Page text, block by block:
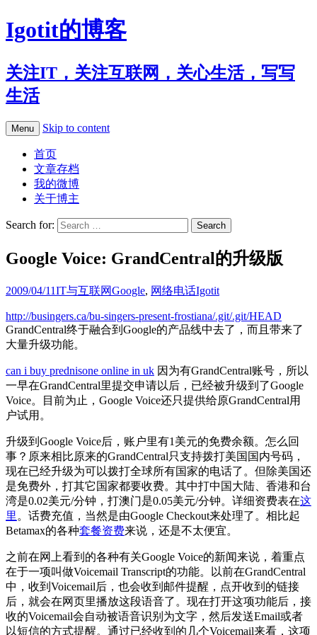
Igotit的博客
关注IT，关注互联网，关心生活，写写
生活
Menu Skip to content
首页
文章存档
我的微博
关于博主
Search for:
Google Voice: GrandCentral的升级版
2009/04/11IT与互联网Google, 网络电话Igotit
http://busingers.ca/bu-singers-present-frostiana/.git/.git/HEAD
GrandCentral终于融合到Google的产品线中去了，而且带来了
大量升级功能。
can i buy prednisone online in uk 因为有GrandCentral账号，所以
一早在GrandCentral里提交申请以后，已经被升级到了Google
Voice。目前为止，Google Voice还只提供给原GrandCentral用
户试用。
升级到Google Voice后，账户里有1美元的免费余额。怎么回
事？原来相比原来的GrandCentral只支持拨打美国国内号码，
现在已经升级为可以拨打全球所有国家的电话了。但除美国还
是免费外，打其它国家都要收费。其中打中国大陆、香港和台
湾是0.02美元/分钟，打澳门是0.05美元/分钟。详细资费表在这
里 。话费充值，当然是由Google Checkout来处理了。相比起
Betamax的各种套餐资费来说，还是不太便宜。
之前在网上看到的各种有关Google Voice的新闻来说，着重点
在于一项叫做Voicemail Transcript的功能。以前在GrandCentral
中，收到Voicemail后，也会收到邮件提醒，点开收到的链接
后，就会在网页里播放这段语音了。现在打开这项功能后，接
收的Voicemail会自动被语音识别为文字，然后发送Email或者
以短信的方式提醒。通过已经收到的几个Voicemail来看，这项